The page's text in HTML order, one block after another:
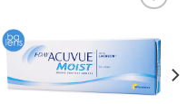
愛清
單